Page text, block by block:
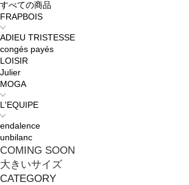
すべての商品
FRAPBOIS
ADIEU TRISTESSE
congés payés
LOISIR
Julier
MOGA
L'EQUIPE
endalence
unbilanc
COMING SOON
大きいサイズ
CATEGORY